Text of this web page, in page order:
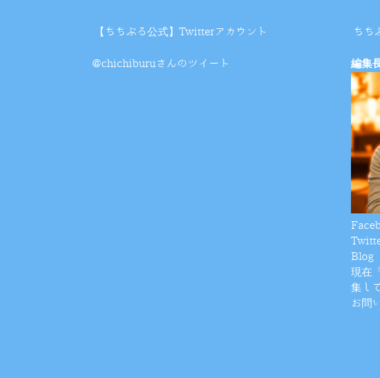
【ちちぶる公式】Twitterアカウント
@chichiburuさんのツイート
ちち
編集
Blog
現在
集し
お問